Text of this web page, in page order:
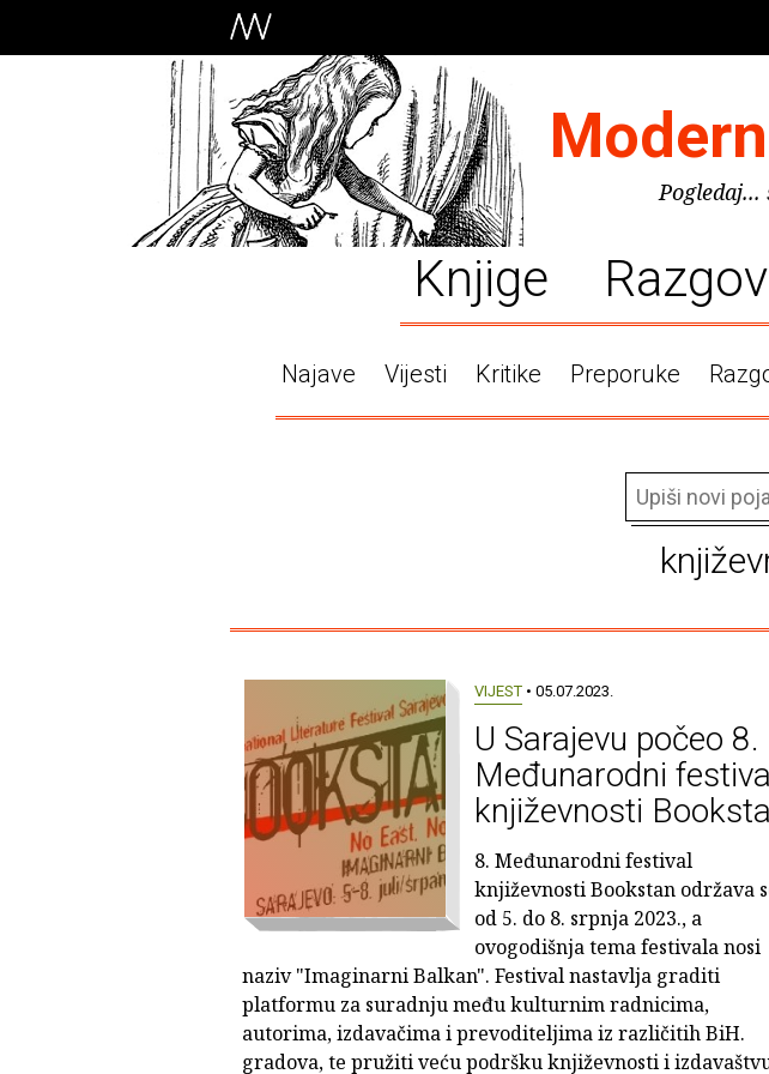
Knjige
Najave Vijesti Kritike Preporuke
VIJEST • 05.07.2023.
U Sarajevu počeo 8.
Međunarodni
književnosti
8. Međunarodni festival
književnosti Bookstan održava
od 5. do 8. srpnja 2023., a
ovogodišnja tema festivala nosi
naziv "Imaginarni Balkan". Festival nastavlja graditi
platformu za suradnju među kulturnim radnicima,
autorima, izdavačima i prevoditeljima iz različitih BiH.
gradova, te pružiti veću podršku književnosti i